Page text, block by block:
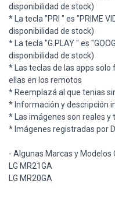
disponibilidad de stock)
* La tecla "PRI " es "PRIME
disponibilidad de stock)
* La tecla "G.PLAY " es
disponibilidad de stock)
* Las teclas de las apps
ellas en los remotos
* Reemplazá al que tenias
* Información y descripción
* Las imágenes son reales
* Imágenes registradas por
- Algunas Marcas y Modelos
LG MR21GA
LG MR20GA